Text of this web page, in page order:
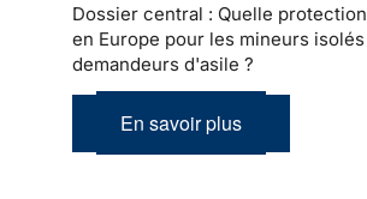
Dossier central : Quelle protection
en Europe pour les mineurs isolés
demandeurs d'asile ?
En savoir plus